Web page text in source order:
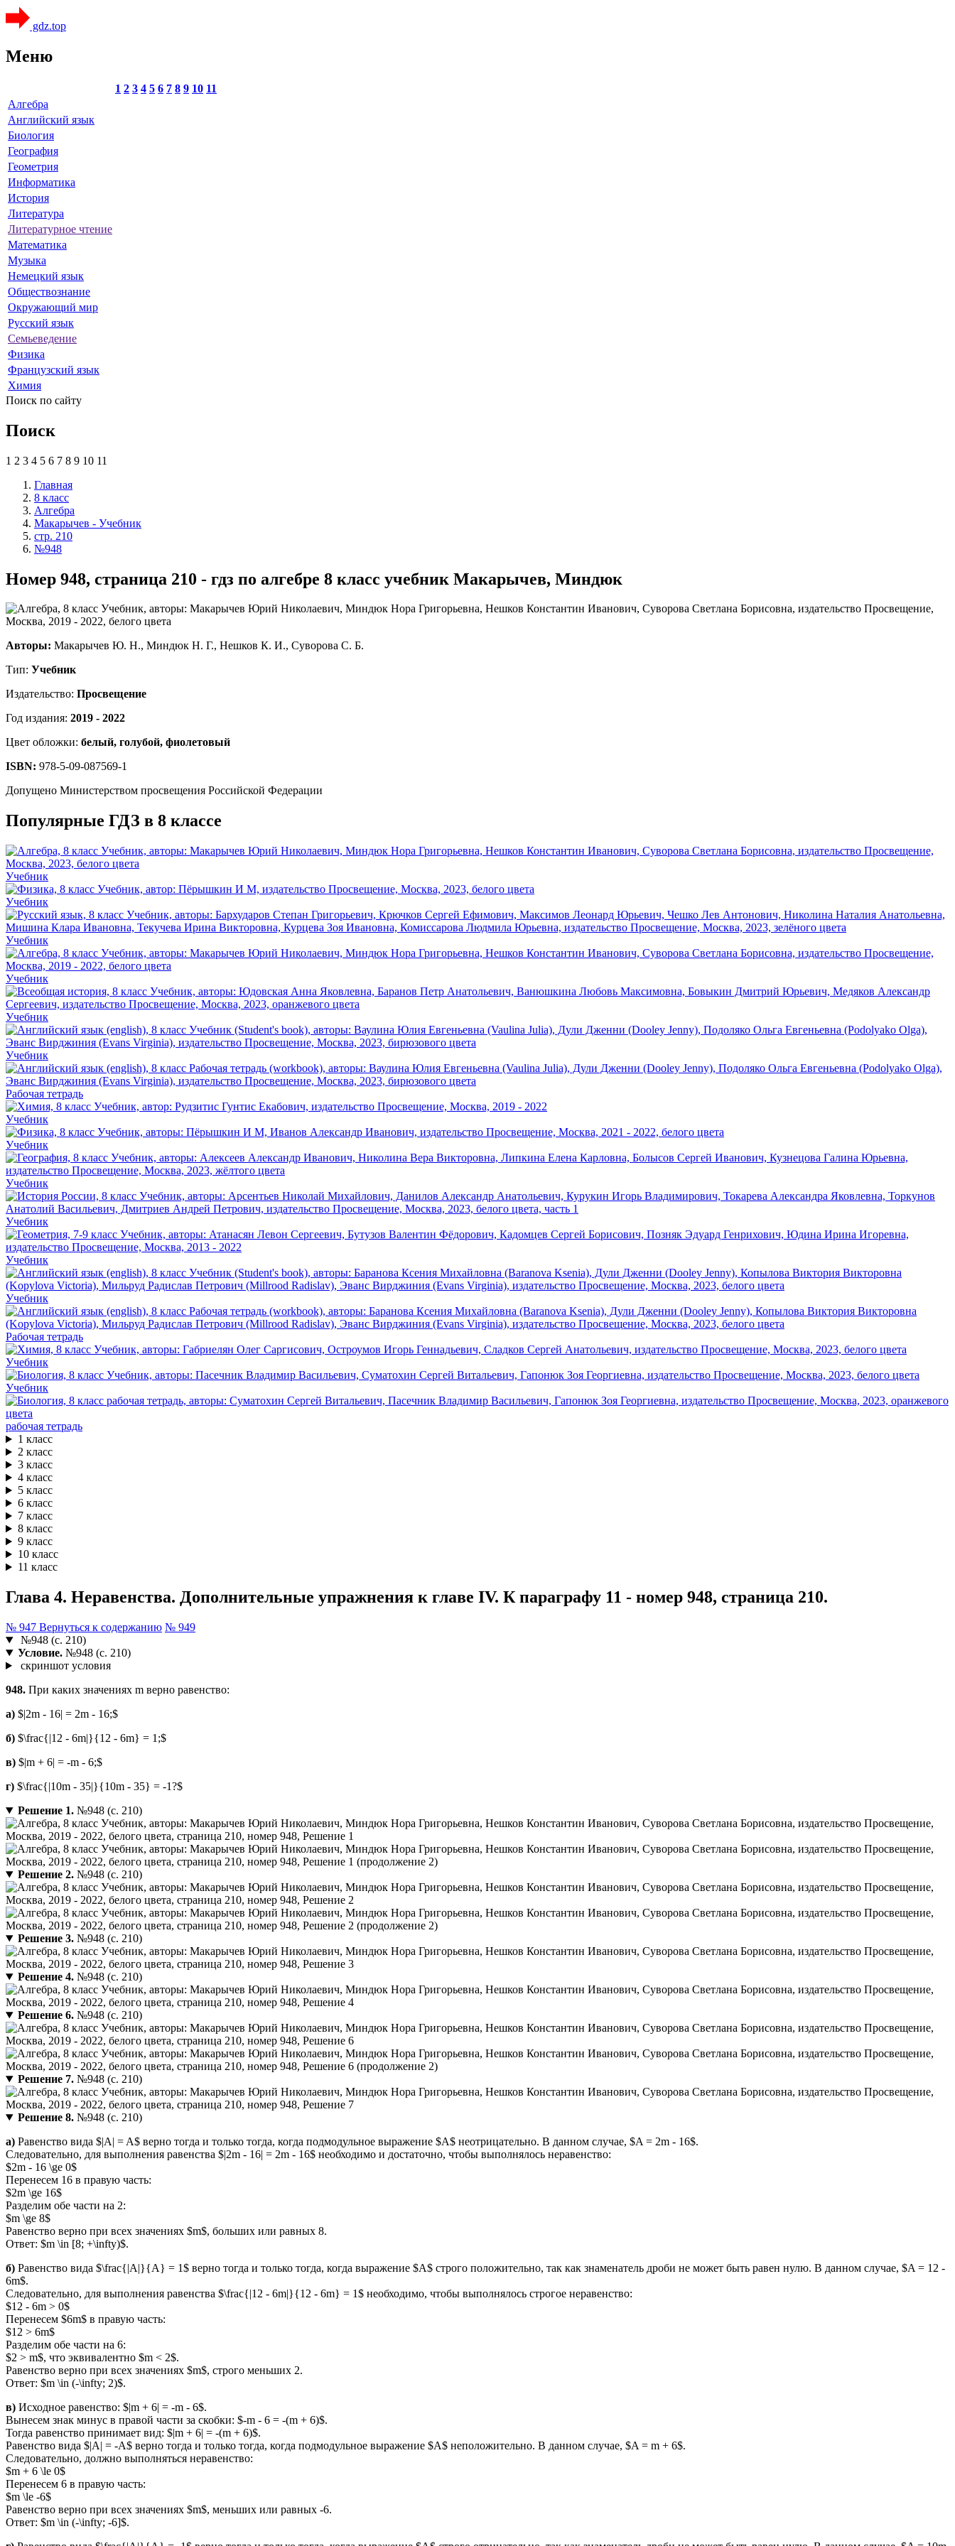
gdz.top
Меню
1 2 3 4 5 6 7 8 9 10 11
Алгебра
Английский язык
Биология
География
Геометрия
Информатика
История
Литература
Литературное чтение
Математика
Музыка
Немецкий язык
Обществознание
Окружающий мир
Русский язык
Семьеведение
Физика
Французский язык
Химия
Поиск по сайту
Поиск
1 2 3 4 5 6 7 8 9 10 11
Главная
8 класс
Алгебра
Макарычев - Учебник
стр. 210
№948
Номер 948, страница 210 - гдз по алгебре 8 класс учебник Макарычев, Миндюк
Авторы: Макарычев Ю. Н., Миндюк Н. Г., Нешков К. И., Суворова С. Б.
Тип: Учебник
Издательство: Просвещение
Год издания: 2019 - 2022
Цвет обложки: белый, голубой, фиолетовый
ISBN: 978-5-09-087569-1
Допущено Министерством просвещения Российской Федерации
Популярные ГДЗ в 8 классе
Учебник
Учебник
Учебник
Учебник
Учебник
Учебник
Рабочая тетрадь
Учебник
Учебник
Учебник
Учебник
Учебник
Учебник
Рабочая тетрадь
Учебник
Учебник
рабочая тетрадь
1 класс
2 класс
3 класс
4 класс
5 класс
6 класс
7 класс
8 класс
9 класс
10 класс
11 класс
Глава 4. Неравенства. Дополнительные упражнения к главе IV. К параграфу 11 - номер 948, страница 210.
№ 947 Вернуться к содержанию № 949
№948 (с. 210)
Условие.№948 (с. 210)
скриншот условия
948. При каких значениях m верно равенство:
a) $|2m - 16| = 2m - 16;$
б) $\frac{|12 - 6m|}{12 - 6m} = 1;$
в) $|m + 6| = -m - 6;$
г) $\frac{|10m - 35|}{10m - 35} = -1?$
Решение 1.№948 (с. 210)
Решение 2.№948 (с. 210)
Решение 3.№948 (с. 210)
Решение 4.№948 (с. 210)
Решение 6.№948 (с. 210)
Решение 7.№948 (с. 210)
Решение 8.№948 (с. 210)
а) Равенство вида $|A| = A$ верно тогда и только тогда, когда подмодульное выражение $A$ неотрицательно. В данном случае, $A = 2m - 16$.
Следовательно, для выполнения равенства $|2m - 16| = 2m - 16$ необходимо и достаточно, чтобы выполнялось неравенство:
$2m - 16 \ge 0$
Перенесем 16 в правую часть:
$2m \ge 16$
Разделим обе части на 2:
$m \ge 8$
Равенство верно при всех значениях $m$, больших или равных 8.
Ответ: $m \in [8; +\infty)$.
б) Равенство вида $\frac{|A|}{A} = 1$ верно тогда и только тогда, когда выражение $A$ строго положительно, так как знаменатель дроби не может быть равен нулю. В данном случае, $A = 12 -
6m$.
Следовательно, для выполнения равенства $\frac{|12 - 6m|}{12 - 6m} = 1$ необходимо, чтобы выполнялось строгое неравенство:
$12 - 6m > 0$
Перенесем $6m$ в правую часть:
$12 > 6m$
Разделим обе части на 6:
$2 > m$, что эквивалентно $m < 2$.
Равенство верно при всех значениях $m$, строго меньших 2.
Ответ: $m \in (-\infty; 2)$.
в) Исходное равенство: $|m + 6| = -m - 6$.
Вынесем знак минус в правой части за скобки: $-m - 6 = -(m + 6)$.
Тогда равенство принимает вид: $|m + 6| = -(m + 6)$.
Равенство вида $|A| = -A$ верно тогда и только тогда, когда подмодульное выражение $A$ неположительно. В данном случае, $A = m + 6$.
Следовательно, должно выполняться неравенство:
$m + 6 \le 0$
Перенесем 6 в правую часть:
$m \le -6$
Равенство верно при всех значениях $m$, меньших или равных -6.
Ответ: $m \in (-\infty; -6]$.